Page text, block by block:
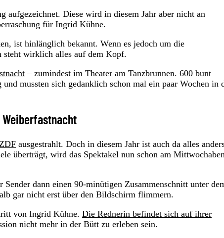
aufgezeichnet. Diese wird in diesem Jahr aber nicht an
für Ingrid Kühne.
ist hinlänglich bekannt. Wenn es jedoch um die
steht wirklich alles auf dem Kopf.
– zumindest im Theater am Tanzbrunnen. 600 bunt
mussten sich gedanklich schon mal ein paar Wochen in
Weiberfastnacht
ausgestrahlt. Doch in diesem Jahr ist auch da alles
überträgt, wird das Spektakel nun schon am
dann einen 90-minütigen Zusammenschnitt unter
gar nicht erst über den Bildschirm flimmern.
von Ingrid Kühne. Die Rednerin befindet sich auf ihrer
nicht mehr in der Bütt zu erleben sein.